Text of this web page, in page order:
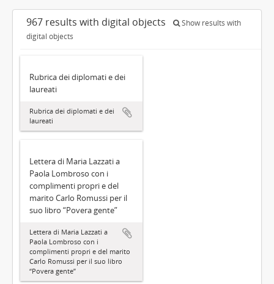
967 results with digital objects
Show results with
digital objects
Rubrica dei diplomati e dei
laureati
Rubrica dei diplomati e dei
laureati
Lettera di Maria Lazzati a
Paola Lombroso con i
complimenti propri e del
marito Carlo Romussi per il
suo libro “Povera gente”
Lettera di Maria Lazzati a
Paola Lombroso con i
complimenti propri e del marito
Carlo Romussi per il suo libro
“Povera gente”